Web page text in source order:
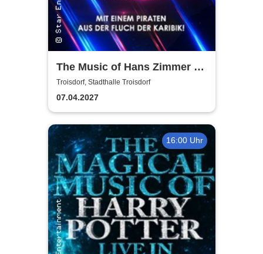
The Music of Hans Zimmer &
Others - A Celebration of Film
Music
Troisdorf, Stadthalle Troisdorf
07.04.2027
16:00 Uhr